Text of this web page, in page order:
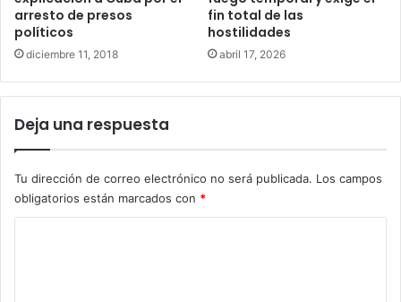
arresto de presos
políticos
diciembre 11, 2018
fin total de las
hostilidades
abril 17, 2026
Deja una respuesta
Tu dirección de correo electrónico no será publicada. Los campos
obligatorios están marcados con *